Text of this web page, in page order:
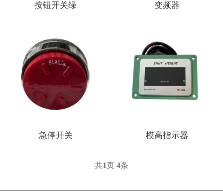
按钮开关绿 变频器
急停开关 模高指示器
共1 页 4条